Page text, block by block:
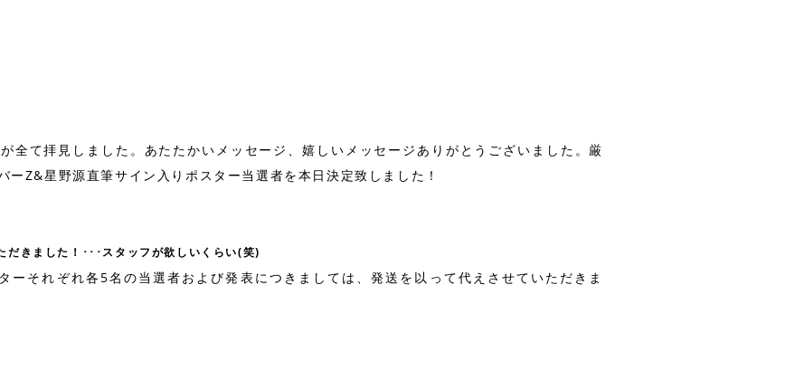
全て拝見しました。あたたかいメッセージ、嬉しいメッセージありがとうございました。厳
ーZ&星野源直筆サイン入りポスター当選者を本日決定致しました！
きました！･･･スタッフが欲しいくらい(笑)
ーそれぞれ各5名の当選者および発表につきましては、発送を以って代えさせていただきま